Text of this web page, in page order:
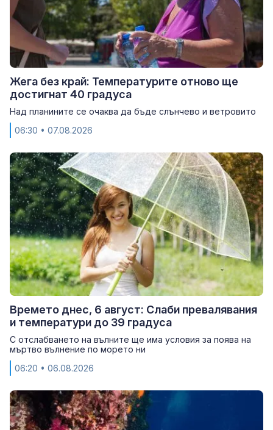
Жега без край: Температурите отново ще
достигнат 40 градуса
Над планините се очаква да бъде слънчево и ветровито
06:30 • 07.08.2026
Времето днес, 6 август: Слаби превалявания
и температури до 39 градуса
С отслабването на вълните ще има условия за поява на
мъртво вълнение по морето ни
06:20 • 06.08.2026